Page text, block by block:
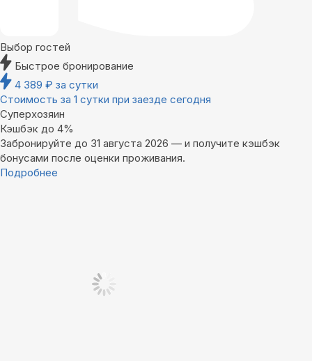
Выбор гостей
Быстрое бронирование
4 389 ₽ за сутки
Стоимость за 1 сутки при заезде сегодня
Суперхозяин
Кэшбэк до 4%
Забронируйте до 31 августа 2026 — и получите кэшбэк
бонусами после оценки проживания.
Подробнее